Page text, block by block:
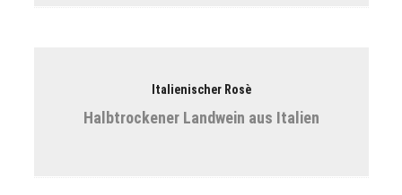
Italienischer Rosè
Halbtrockener Landwein aus Italien